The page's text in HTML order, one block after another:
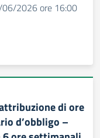
06/2026 ore 16:00
di ore
d’obbligo –